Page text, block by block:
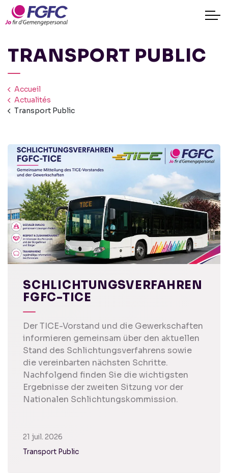
TRANSPORT PUBLIC
Accueil
Actualités
Transport Public
SCHLICHTUNGSVERFAHREN
FGFC-TICE
Der TICE-Vorstand und die Gewerkschaften
informieren gemeinsam über den aktuellen
Stand des Schlichtungsverfahrens sowie
die vereinbarten nächsten Schritte.
Nachfolgend finden Sie die wichtigsten
Ergebnisse der zweiten Sitzung vor der
Nationalen Schlichtungskommission.
21 juil. 2026
Transport Public